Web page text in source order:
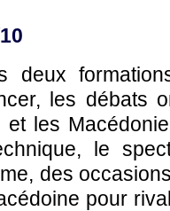
deux
les débats
les
le
des
pour